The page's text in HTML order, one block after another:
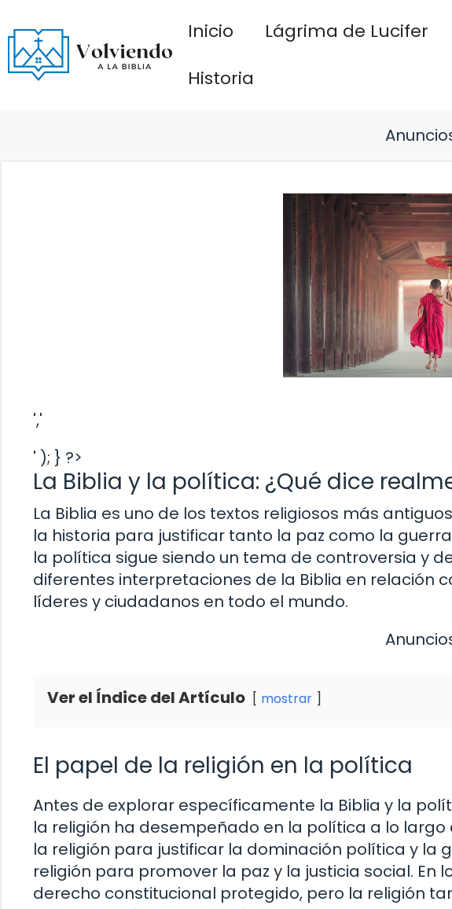
al
contenido
Inicio Lágrima de Lucifer
Historia
','
' ); } ?>
La Biblia y la política: ¿Qué dice
La Biblia es uno de los textos religiosos más
la historia para justificar tanto la paz como la
la política sigue siendo un tema de controversia y
diferentes interpretaciones de la Biblia en relación
líderes y ciudadanos en todo el mundo.
Ver el Índice del Artículo mostrar
El papel de la religión en la política
Antes de explorar específicamente la Biblia y la
la religión ha desempeñado en la política a lo
la religión para justificar la dominación política y la
religión para promover la paz y la justicia social. En
derecho constitucional protegido, pero la religión